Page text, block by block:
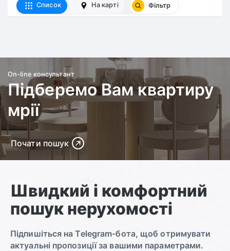
Фільтр
Список На карті
On-line консультант
Підберемо Вам квартиру
мрії
Почати пошук
Швидкий і комфортний
пошук нерухомості
Підпишіться на Telegram-бота, щоб отримувати
актуальні пропозиції за вашими параметрами.